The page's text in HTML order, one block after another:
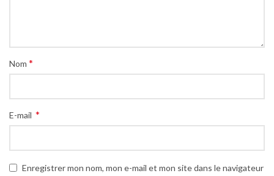
Nom *
E-mail *
Enregistrer mon nom, mon e-mail et mon site dans le navigateur